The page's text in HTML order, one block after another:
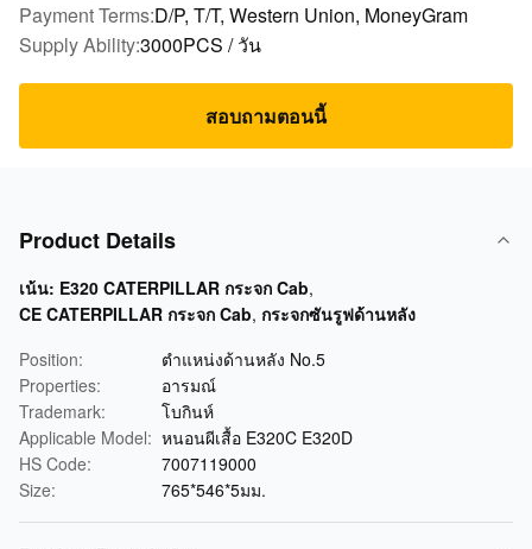
Payment Terms:D/P, T/T, Western Union, MoneyGram
Supply Ability:3000PCS / วัน
สอบถามตอนนี้
Product Details
เน้น: E320 CATERPILLAR กระจก Cab,
CE CATERPILLAR กระจก Cab, กระจกซันรูฟด้านหลัง
Position:
ตำแหน่งด้านหลัง No.5
Properties:
อารมณ์
Trademark:
โบกินห์
Applicable Model: หนอนผีเสื้อ E320C E320D
HS Code:
7007119000
Size:
765*546*5มม.